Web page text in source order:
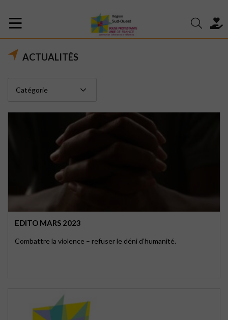
ACTUALITÉS
EDITO MARS 2023
Combattre la violence – refuser le déni d’humanité.